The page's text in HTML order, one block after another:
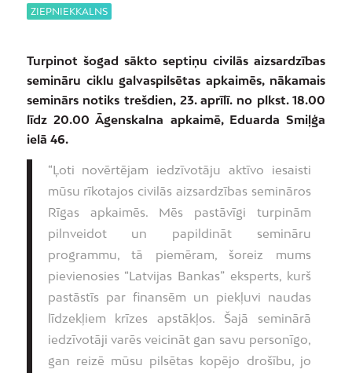
ZIEPNIEKKALNS
Turpinot šogad sākto septiņu civilās aizsardzības
semināru ciklu galvaspilsētas apkaimēs, nākamais
seminārs notiks trešdien, 23. aprīlī. no plkst. 18.00
līdz 20.00 Āgenskalna apkaimē, Eduarda Smiļģa
ielā 46.
“Ļoti novērtējam iedzīvotāju aktīvo iesaisti
mūsu rīkotajos civilās aizsardzības semināros
Rīgas apkaimēs. Mēs pastāvīgi turpinām
pilnveidot un papildināt semināru
programmu, tā piemēram, šoreiz mums
pievienosies “Latvijas Bankas” eksperts, kurš
pastāstīs par finansēm un piekļuvi naudas
līdzekļiem krīzes apstākļos. Šajā seminārā
iedzīvotāji varēs veicināt gan savu personīgo,
gan reizē mūsu pilsētas kopējo drošību, jo